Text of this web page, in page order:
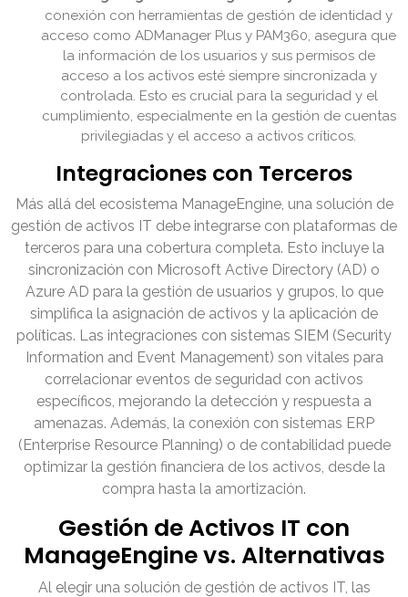
conexión con herramientas de gestión de identidad y
acceso como ADManager Plus y PAM360, asegura que
la información de los usuarios y sus permisos de
acceso a los activos esté siempre sincronizada y
controlada. Esto es crucial para la seguridad y el
cumplimiento, especialmente en la gestión de cuentas
privilegiadas y el acceso a activos críticos.
Integraciones con Terceros
Más allá del ecosistema ManageEngine, una solución de
gestión de activos IT debe integrarse con plataformas de
terceros para una cobertura completa. Esto incluye la
sincronización con Microsoft Active Directory (AD) o
Azure AD para la gestión de usuarios y grupos, lo que
simplifica la asignación de activos y la aplicación de
políticas. Las integraciones con sistemas SIEM (Security
Information and Event Management) son vitales para
correlacionar eventos de seguridad con activos
específicos, mejorando la detección y respuesta a
amenazas. Además, la conexión con sistemas ERP
(Enterprise Resource Planning) o de contabilidad puede
optimizar la gestión financiera de los activos, desde la
compra hasta la amortización.
Gestión de Activos IT con
ManageEngine vs. Alternativas
Al elegir una solución de gestión de activos IT, las